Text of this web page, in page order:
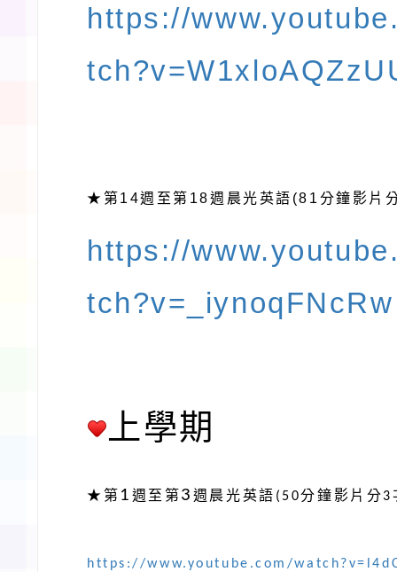
https://
★ 第14週 至第18週 晨光英語(81分鐘影片
https://
tch?v=_iynoqFNcRw
上學期
★ 第 1 週至第 3 週晨光英語 (50分鐘影片分3
https://www.youtube.com/